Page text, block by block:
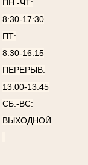
ПН.-ЧТ:
8:30-17:30
ПТ:
8:30-16:15
ПЕРЕРЫВ:
13:00-13:45
СБ.-ВС:
ВЫХОДНОЙ